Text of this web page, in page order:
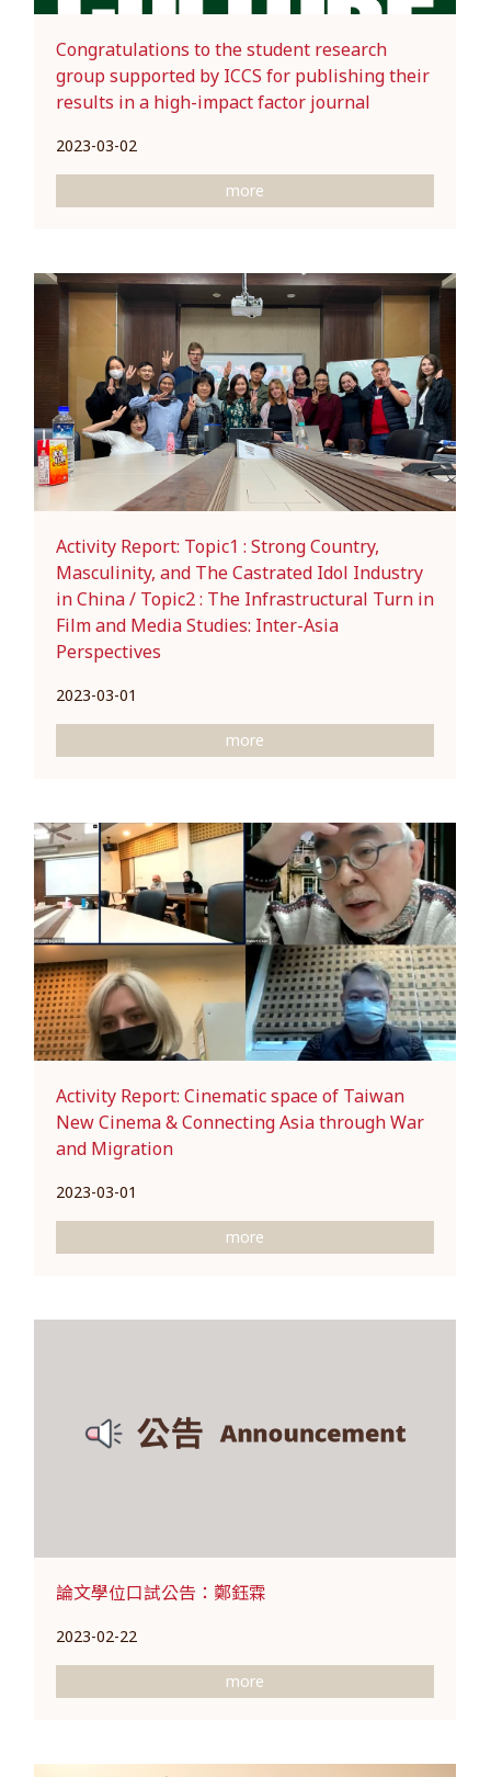
Congratulations to the student research
group supported by ICCS for publishing their
results in a high-impact factor journal
2023-03-02
more
Activity Report: Topic1 : Strong Country,
Masculinity, and The Castrated Idol Industry
in China / Topic2 : The Infrastructural Turn in
Film and Media Studies: Inter-Asia
Perspectives
2023-03-01
more
Activity Report: Cinematic space of Taiwan
New Cinema & Connecting Asia through War
and Migration
2023-03-01
more
論文學位口試公告：鄭鈺霖
2023-02-22
more